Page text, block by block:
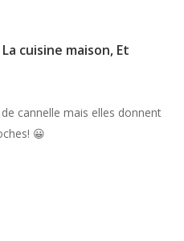
cuisine maison, Et
cannelle mais elles donnent
😀